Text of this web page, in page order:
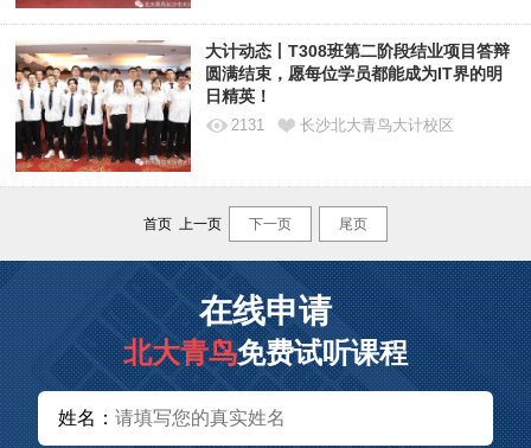
大计动态丨T308班第二阶段结业项目答辩
圆满结束，愿每位学员都能成为IT界的明
日精英！
2131 长沙北大青鸟大计校区
首页 上一页 下一页 尾页
在线申请
北大青鸟免费试听课程
姓名：